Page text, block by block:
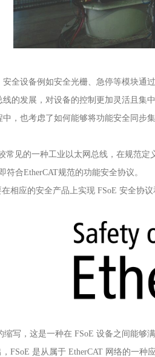
全设备例如安全光栅、急停等模块通
的发展，对设备的控制更加灵活且集
中，也考虑了如何能够将功能安全同
常见的一种工业以太网总线，在规范定
符合EtherCAT规范的功能安全协议。
相应的安全产品上实现 FSoE 安全协议
缩写，这是一种在 FSoE 设备之间能够
FSoE 是从属于 EtherCAT 网络的一种